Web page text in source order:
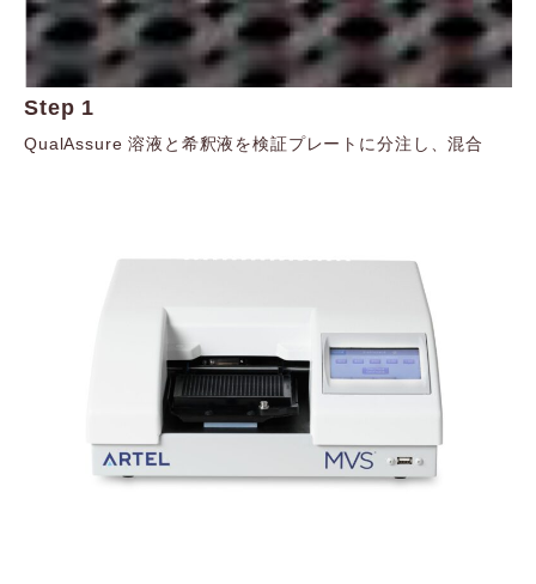
Step 1
QualAssure 溶液と希釈液を検証プレートに分注し、混合